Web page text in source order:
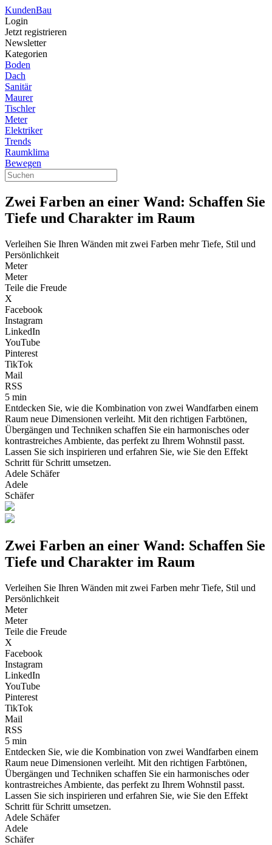
KundenBau
Login
Jetzt registrieren
Newsletter
Kategorien
Boden
Dach
Sanitär
Maurer
Tischler
Meter
Elektriker
Trends
Raumklima
Bewegen
Zwei Farben an einer Wand: Schaffen Sie
Tiefe und Charakter im Raum
Verleihen Sie Ihren Wänden mit zwei Farben mehr Tiefe, Stil und
Persönlichkeit
Meter
Meter
Teile die Freude
X
Facebook
Instagram
LinkedIn
YouTube
Pinterest
TikTok
Mail
RSS
5 min
Entdecken Sie, wie die Kombination von zwei Wandfarben einem
Raum neue Dimensionen verleiht. Mit den richtigen Farbtönen,
Übergängen und Techniken schaffen Sie ein harmonisches oder
kontrastreiches Ambiente, das perfekt zu Ihrem Wohnstil passt.
Lassen Sie sich inspirieren und erfahren Sie, wie Sie den Effekt
Schritt für Schritt umsetzen.
Adele Schäfer
Adele
Schäfer
Zwei Farben an einer Wand: Schaffen Sie
Tiefe und Charakter im Raum
Verleihen Sie Ihren Wänden mit zwei Farben mehr Tiefe, Stil und
Persönlichkeit
Meter
Meter
Teile die Freude
X
Facebook
Instagram
LinkedIn
YouTube
Pinterest
TikTok
Mail
RSS
5 min
Entdecken Sie, wie die Kombination von zwei Wandfarben einem
Raum neue Dimensionen verleiht. Mit den richtigen Farbtönen,
Übergängen und Techniken schaffen Sie ein harmonisches oder
kontrastreiches Ambiente, das perfekt zu Ihrem Wohnstil passt.
Lassen Sie sich inspirieren und erfahren Sie, wie Sie den Effekt
Schritt für Schritt umsetzen.
Adele Schäfer
Adele
Schäfer